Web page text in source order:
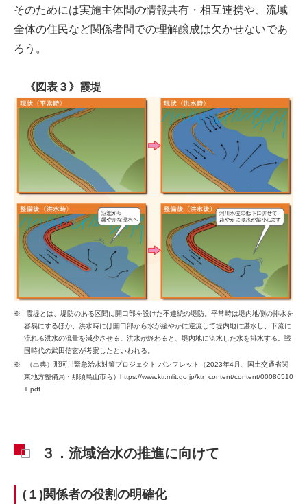
そのためには実施主体間の情報共有・相互連携や、流域
全体の住民など関係者間での理解醸成は欠かせないであ
ろう。
《図表３》霞堤
霞堤とは、堤防のある区間に開口部を設けた不連続の堤防。平常時は堤内地側の排水を
容易にするほか、洪水時には開口部から水が緩やかに逆流して堤内地に湛水し、下流に
流れる洪水の流量を減少させる。洪水が終わると、堤内地に湛水した水を排水する。戦
国時代の武田信玄が考案したといわれる。
（出典）那珂川緊急治水対策プロジェクト パンフレット（2023年4月、国土交通省関
東地方整備局・那須烏山市ら）https://www.ktr.mlit.go.jp/ktr_content/content/00086510
1.pdf
３．流域治水の推進に向けて
(１)関係者の役割の明確化